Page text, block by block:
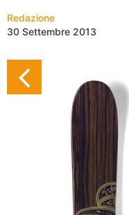
Redazione
30 Settembre 2013